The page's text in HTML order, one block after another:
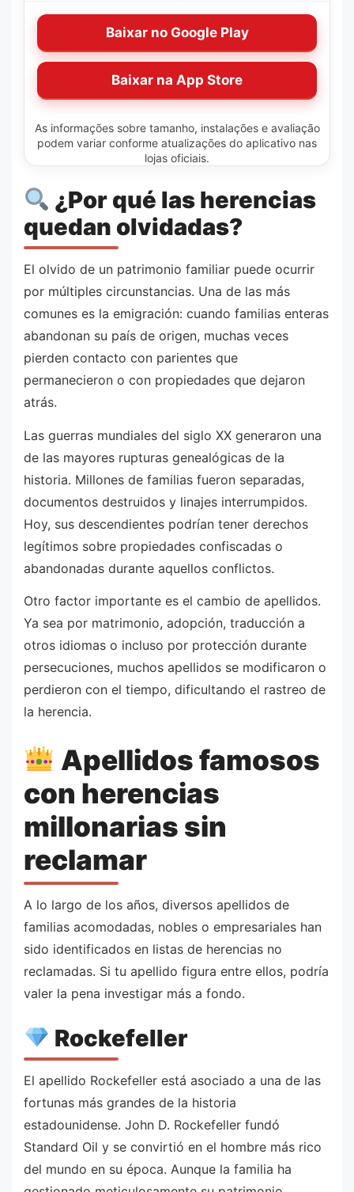
Baixar no Google Play
Baixar na App Store
As informações sobre tamanho, instalações e avaliação
podem variar conforme atualizações do aplicativo nas
lojas oficiais.
¿Por qué las herencias
quedan olvidadas?
El olvido de un patrimonio familiar puede ocurrir
por múltiples circunstancias. Una de las más
comunes es la emigración: cuando familias enteras
abandonan su país de origen, muchas veces
pierden contacto con parientes que
permanecieron o con propiedades que dejaron
atrás.
Las guerras mundiales del siglo XX generaron una
de las mayores rupturas genealógicas de la
historia. Millones de familias fueron separadas,
documentos destruidos y linajes interrumpidos.
Hoy, sus descendientes podrían tener derechos
legítimos sobre propiedades confiscadas o
abandonadas durante aquellos conflictos.
Otro factor importante es el cambio de apellidos.
Ya sea por matrimonio, adopción, traducción a
otros idiomas o incluso por protección durante
persecuciones, muchos apellidos se modificaron o
perdieron con el tiempo, dificultando el rastreo de
la herencia.
Apellidos famosos
con herencias
millonarias sin
reclamar
A lo largo de los años, diversos apellidos de
familias acomodadas, nobles o empresariales han
sido identificados en listas de herencias no
reclamadas. Si tu apellido figura entre ellos, podría
valer la pena investigar más a fondo.
Rockefeller
El apellido Rockefeller está asociado a una de las
fortunas más grandes de la historia
estadounidense. John D. Rockefeller fundó
Standard Oil y se convirtió en el hombre más rico
del mundo en su época. Aunque la familia ha